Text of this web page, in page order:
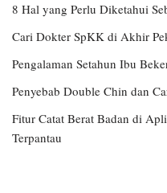
8 Hal yang Perlu Diketahui
Cari Dokter SpKK di Akhir
Pengalaman Setahun Ibu
Penyebab Double Chin dan
Fitur Catat Berat Badan di
Terpantau